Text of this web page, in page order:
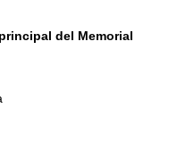
del Memorial